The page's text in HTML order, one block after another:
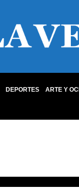
DEPORTES ARTE Y